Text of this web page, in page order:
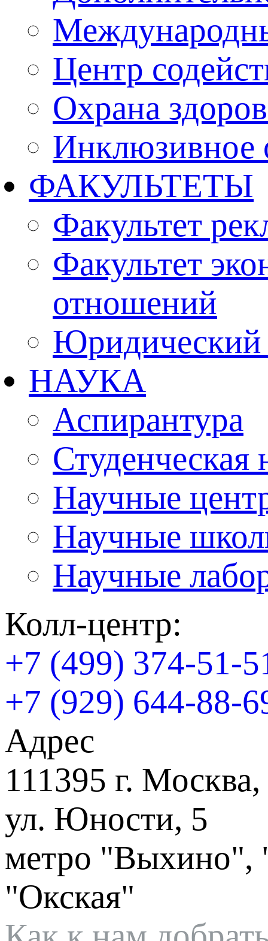
Центр
Охрана
Инклюзивное
ФАКУЛЬТЕТЫ
Факультет
Факультет
отношений
Юридический
НАУКА
Аспирантура
Студенческая
Научные
Научные
Научные
Колл-центр:
+7 (499) 374-51-
+7 (929) 644-88-
Адрес
111395 г. Москва,
ул. Юности, 5
метро "Выхино",
"Окская"